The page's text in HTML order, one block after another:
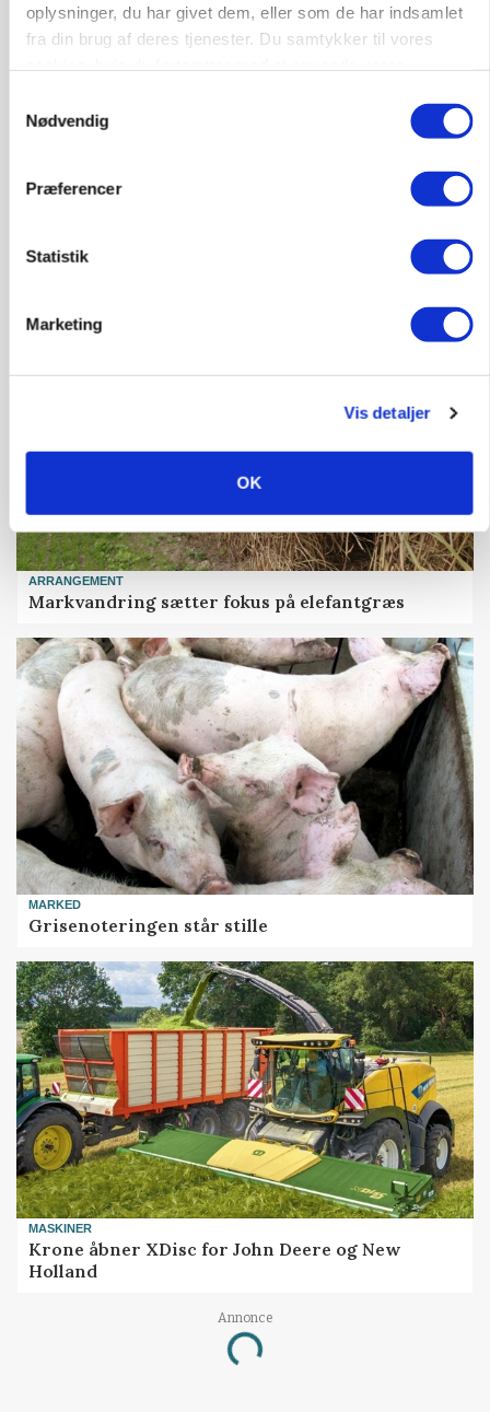
oplysninger, du har givet dem, eller som de har indsamlet
fra din brug af deres tjenester. Du samtykker til vores
Nødvendig
Præferencer
Statistik
Marketing
Vis detaljer
OK
GRISE
Forserie til selvkørende skårlægger afprøves i år
ARRANGEMENT
Markvandring sætter fokus på elefantgræs
MARKED
Grisenoteringen står stille
MASKINER
Krone åbner XDisc for John Deere og New
Holland
Annonce
Loading...